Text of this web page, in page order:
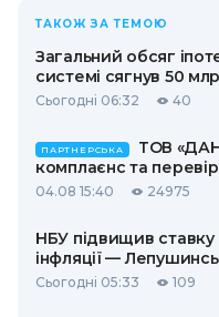
ТАКОЖ ЗА ТЕМОЮ
Загальний обсяг
системі сягнув 50
Сьогодні 06:32 40
ПАРТНЕРСЬКА
ТОВ
комплаєнс та
04.08 15:40 24975
НБУ підвищив ставку
інфляції —
Сьогодні 05:33 109